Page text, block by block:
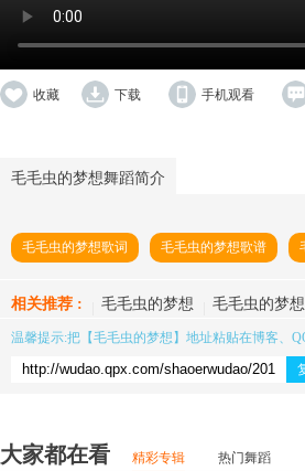
收藏 下载 手机观看
毛毛虫的梦想舞蹈简介
毛毛虫的梦想歌词 毛毛虫的梦想歌谱
相关推荐 : 毛毛虫的梦想 毛毛虫的梦
温馨提示:把【毛毛虫的梦想 】地址粘贴在博客、
大家都在看 精彩专辑 热门舞蹈